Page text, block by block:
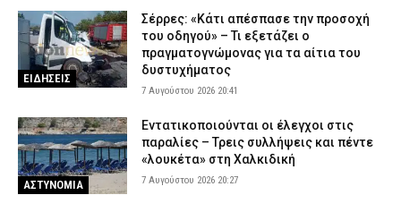
ΕΙΔΗΣΕΙΣ
Σέρρες: «Κάτι απέσπασε την προσοχή
του οδηγού» – Τι εξετάζει ο
πραγματογνώμονας για τα αίτια του
δυστυχήματος
7 Αυγούστου 2026 20:41
ΑΣΤΥΝΟΜΙΑ
Εντατικοποιούνται οι έλεγχοι στις
παραλίες – Τρεις συλλήψεις και πέντε
«λουκέτα» στη Χαλκιδική
7 Αυγούστου 2026 20:27